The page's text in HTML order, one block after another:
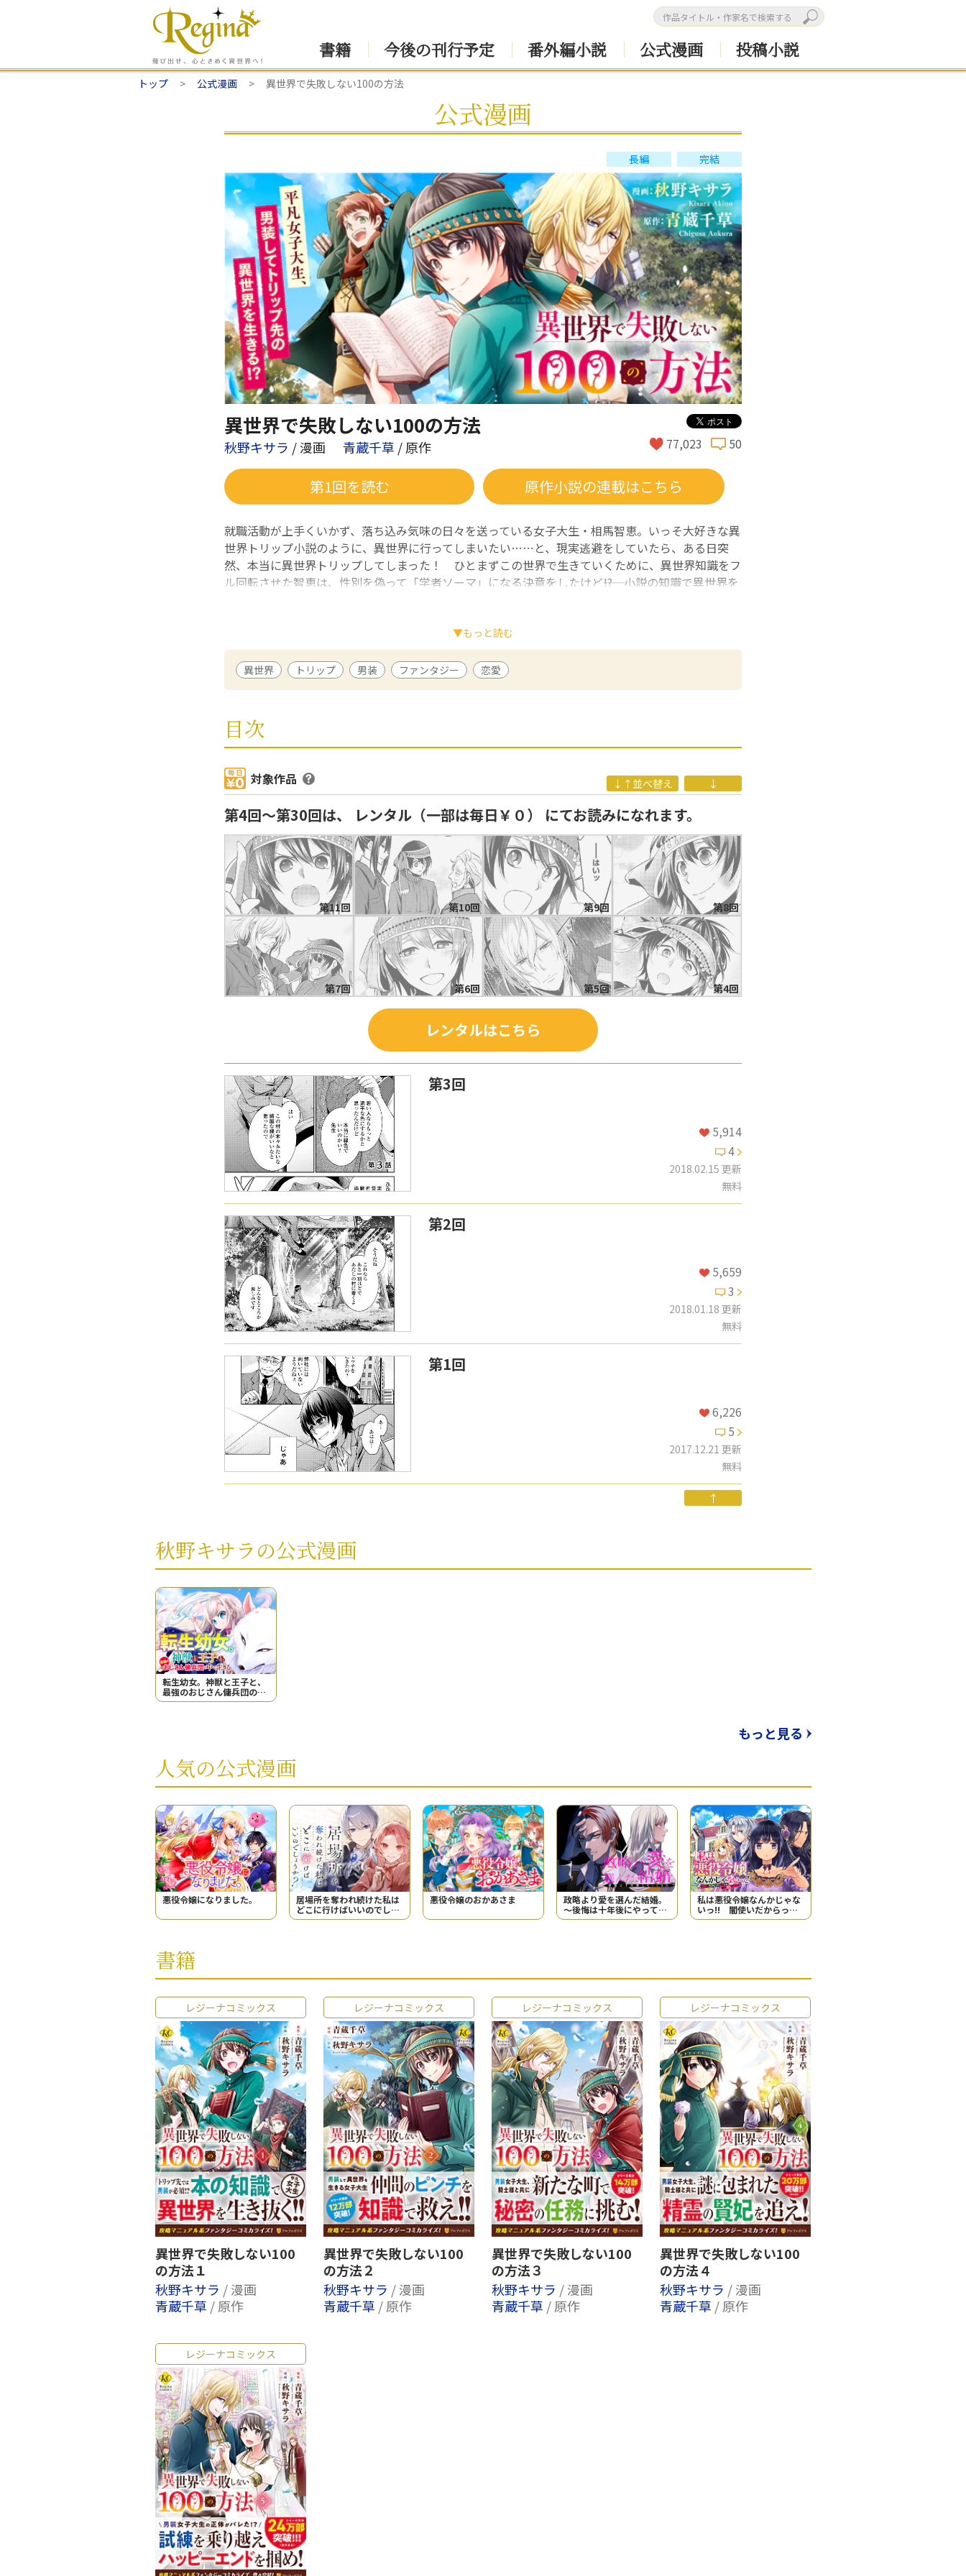
書籍 今後の刊行予定 番外編小説 公式漫画 投稿小説
トップ 公式漫画 異世界で失敗しない100の方法
公式漫画
長編 完結
異世界で失敗しない100の方法
秋野キサラ / 漫画 青蔵千草 / 原作 77,023 50
第1回を読む 原作小説の連載はこちら
就職活動が上手くいかず、落ち込み気味の日々を送っている女子大生・相馬智恵。いっそ大好きな異
世界トリップ小説のように、異世界に行ってしまいたい……と、現実逃避をしていたら、ある日突
然、本当に異世界トリップしてしまった！ ひとまずこの世界で生きていくために、異世界知識をフ
ル回転させた智恵は、性別を偽って「学者ソーマ」になる決意をしたけど――!? 小説の知識で異世界を
埼玉県在住。代表作は「異世界で失敗しない100の方法」（原作：青蔵千草、アルファポリス、全5巻）、
「博多豚骨ラーメンズ」（原作：木崎ちあき、キャラクターデザイン：一色箱、Gファンタジーコミックス、
全2巻）。スタイリッシュで丁寧なタッチを持ち味に活躍中。
青蔵千草
2013年よりwebにて小説を発表。2014年「異世界で失敗しない100の方法」で出版デビューに至る。
▼もっと読む
異世界 トリップ 男装 ファンタジー 恋愛
目次
対象作品 ↓↑並べ替え ↓
第4回〜第30回は、 レンタル（一部は毎日￥０） にてお読みになれます。
第11回 第10回 第9回 第8回
第7回 第6回 第5回 第4回
レンタルはこちら
第3回
5,914
4
2018.02.15 更新
無料
第2回
5,659
3
2018.01.18 更新
無料
第1回
6,226
5
2017.12.21 更新
無料
↑
秋野キサラの公式漫画
転生幼女。神獣と王子と、
最強のおじさん傭兵団の中
で生きる。
もっと見る
人気の公式漫画
悪役令嬢になりました。
居場所を奪われ続けた私は
どこに行けばいいのでしょ
うか？
悪役令嬢のおかあさま
政略より愛を選んだ結婚。
～後悔は十年後にやってき
た。～
私は悪役令嬢なんかじゃな
いっ!! 闇使いだからって
必ずしも悪役だと思うなよ
書籍
レジーナコミックス
異世界で失敗しない100
の方法１
秋野キサラ / 漫画
青蔵千草 / 原作
レジーナコミックス
異世界で失敗しない100
の方法２
秋野キサラ / 漫画
青蔵千草 / 原作
レジーナコミックス
異世界で失敗しない100
の方法３
秋野キサラ / 漫画
青蔵千草 / 原作
レジーナコミックス
異世界で失敗しない100
の方法４
秋野キサラ / 漫画
青蔵千草 / 原作
レジーナコミックス